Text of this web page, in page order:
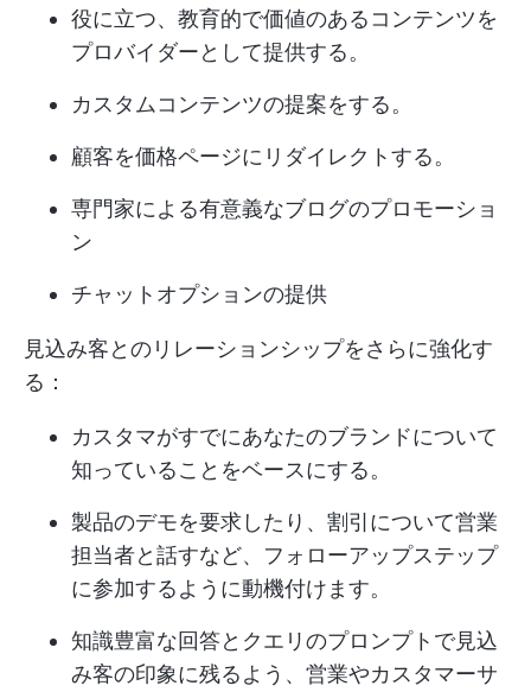
役に立つ、教育的で価値のあるコンテンツを
プロバイダーとして提供する。
カスタムコンテンツの提案をする。
顧客を価格ページにリダイレクトする。
専門家による有意義なブログのプロモーショ
ン
チャットオプションの提供
見込み客とのリレーションシップをさらに強化す
る：
カスタマがすでにあなたのブランドについて
知っていることをベースにする。
製品のデモを要求したり、割引について営業
担当者と話すなど、フォローアップステップ
に参加するように動機付けます。
知識豊富な回答とクエリのプロンプトで見込
み客の印象に残るよう、営業やカスタマーサ